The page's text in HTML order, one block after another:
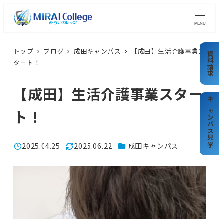
MENU
トップ ブログ 成田キャンパス
【成田】生活介護事業ス
タート！
【成田】生活介護事業スター
ト！
投稿日
2025.04.25
更新日
2025.06.22 カテゴリー
成田キャンパス
資料請求
キャンパス見学